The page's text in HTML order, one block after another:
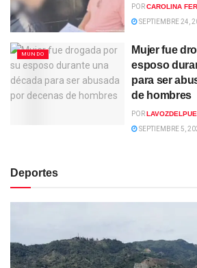
PORCAROLINA
SEPTIEMBRE 24,
MUNDO
Mujer fue
esposo
para ser
de hombres
POR
SEPTIEMBRE 5,
Deportes